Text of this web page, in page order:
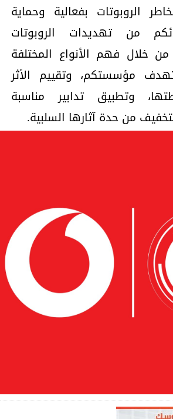
الروبوتات بفعالية وحماية
من تهديدات الروبوتات
خلال فهم الأنواع المختلفة
مؤسستكم، وتقييم الأثر
وتطبيق تدابير مناسبة
من حدة آثارها السلبية.